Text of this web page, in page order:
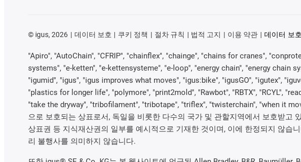
© igus, 2026 데이터 보호 쿠키 정책 절차 규칙 법적 고지 이용 약관 데이터 보
"Apiro", "AutoChain", "CFRIP", "chainflex", "chainge", "chains for cranes",
systems", "e-ketten", "e-kettensysteme", "e-loop", "energy chain", "energy chain
"igumid", "igus", "igus improves what moves", "igus:bike", "igusGO", "igutex",
"plastics for longer life", "polymore", "print2mold", "Rawbot", "RBTX", "RCYL",
"take the dryway", "tribofilament", "tribotape", "triflex", "twisterchain", "when it
으로 보호되는 상표로서, 독일을 비롯한 다수의 국가 및 관할지역에서 보호받고
상표권 등 지식재산권의 일부를 예시적으로 기재한 것이며, 이에 한정되지 않습
리 불행사를 의미하지 않습니다.